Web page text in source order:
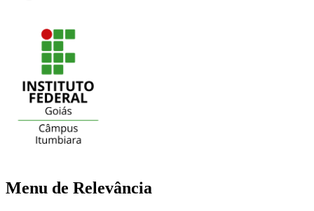
Menu de Relevância